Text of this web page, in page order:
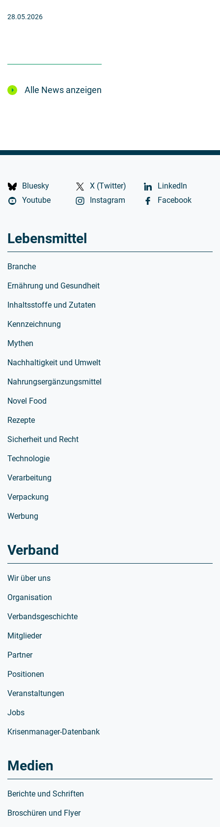
28.05.2026
Alle News anzeigen
Bluesky X (Twitter)
LinkedIn
Youtube
Instagram Facebook
Lebensmittel
Branche
Ernährung und Gesundheit
Inhaltsstoffe und Zutaten
Kennzeichnung
Mythen
Nachhaltigkeit und Umwelt
Nahrungsergänzungsmittel
Novel Food
Rezepte
Sicherheit und Recht
Technologie
Verarbeitung
Verpackung
Werbung
Verband
Wir über uns
Organisation
Verbandsgeschichte
Mitglieder
Partner
Positionen
Veranstaltungen
Jobs
Krisenmanager-Datenbank
Medien
Berichte und Schriften
Broschüren und Flyer